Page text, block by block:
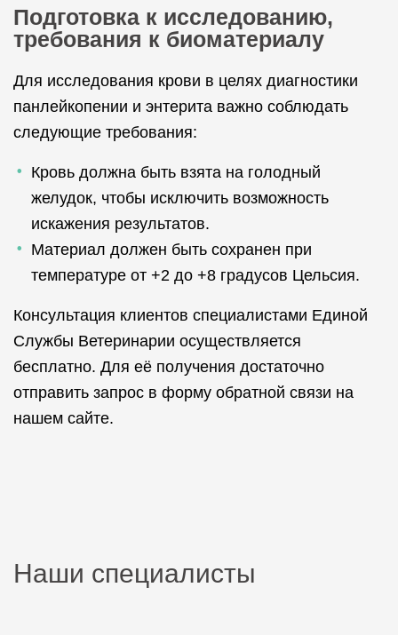
Подготовка к исследованию,
требования к биоматериалу
Для исследования крови в целях диагностики
панлейкопении и энтерита важно соблюдать
следующие требования:
Кровь должна быть взята на голодный
желудок, чтобы исключить возможность
искажения результатов.
Материал должен быть сохранен при
температуре от +2 до +8 градусов Цельсия.
Консультация клиентов специалистами Единой
Службы Ветеринарии осуществляется
бесплатно. Для её получения достаточно
отправить запрос в форму обратной связи на
нашем сайте.
Наши специалисты